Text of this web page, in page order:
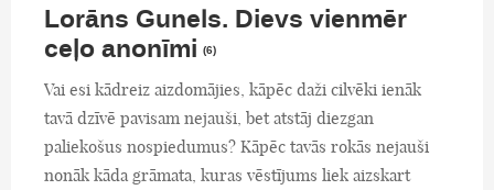
Lorāns Gunels. Dievs vienmēr
ceļo anonīmi (6)
Vai esi kādreiz aizdomājies, kāpēc daži cilvēki ienāk
tavā dzīvē pavisam nejauši, bet atstāj diezgan
paliekošus nospiedumus? Kāpēc tavās rokās nejauši
nonāk kāda grāmata, kuras vēstījums liek aizskart